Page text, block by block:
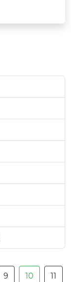
9 10 11